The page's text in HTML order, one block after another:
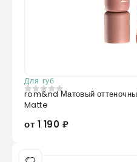
Для губ
0из 5
rom&nd Матовый
Matte
от 1 190 ₽